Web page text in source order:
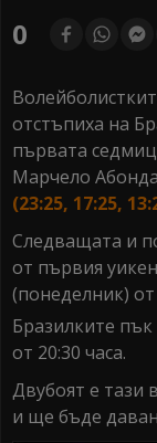
of0
отстъпиха на
първата
Марчело
(23:25, 17:25,
Следващата и
от първия
(понеделник) от
Бразилките
от 20:30 часа.
Двубоят е тази
и ще бъде